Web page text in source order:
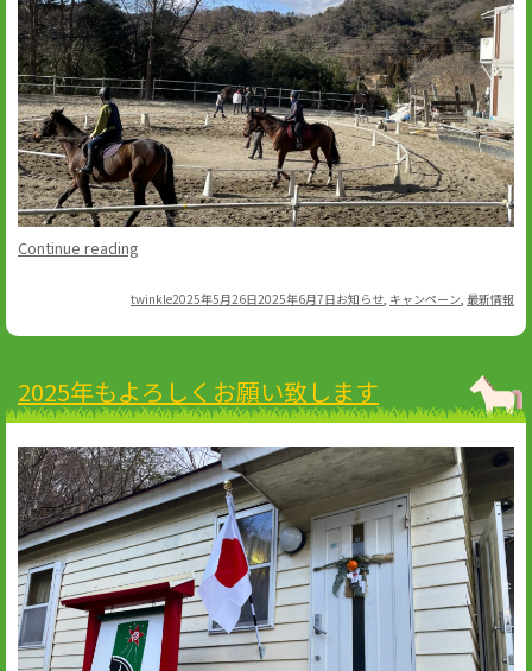
Continue reading
の
キ
ャ
ペ
ー
ン
始
ま
り
ま
す
Author
twinklePosted
2025年5月26日2025年6月7日Categories
お知らせ, キャンペーン, 最新情報
2025年もよろしくお願い致します